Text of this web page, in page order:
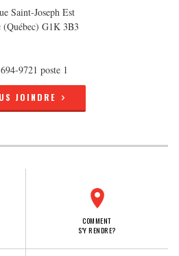
Saint-Joseph Est
(Québec) G1K 3B3
9721 poste 1
JOINDRE
COMMENT
S'Y RENDRE?